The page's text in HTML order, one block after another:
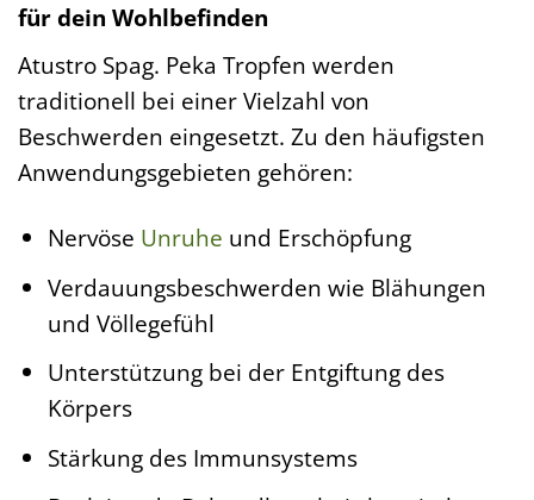
für dein Wohlbefinden
Atustro Spag. Peka Tropfen werden
traditionell bei einer Vielzahl von
Beschwerden eingesetzt. Zu den häufigsten
Anwendungsgebieten gehören:
Nervöse Unruhe und Erschöpfung
Verdauungsbeschwerden wie Blähungen
und Völlegefühl
Unterstützung bei der Entgiftung des
Körpers
Stärkung des Immunsystems